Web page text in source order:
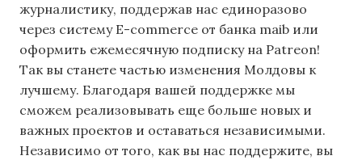
журналистику, поддержав нас единоразово
через систему E-commerce от банка maib или
оформить ежемесячную подписку на Patreon!
Так вы станете частью изменения Молдовы к
лучшему. Благодаря вашей поддержке мы
сможем реализовывать еще больше новых и
важных проектов и оставаться независимыми.
Независимо от того, как вы нас поддержите, вы